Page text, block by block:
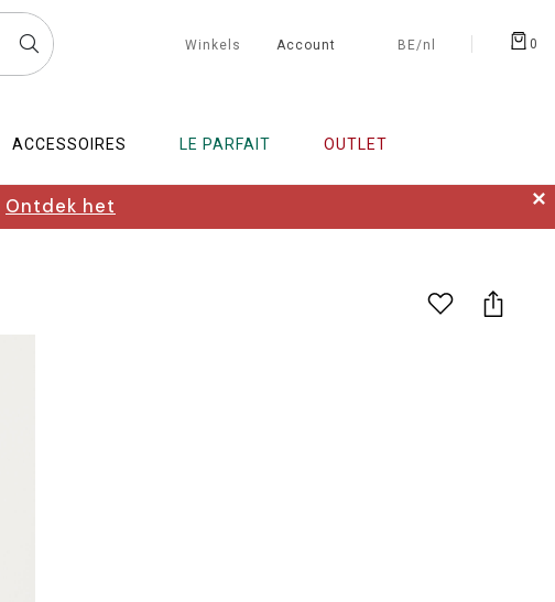
Winkels Account BE/nl 0
ACCESSOIRES LE PARFAIT OUTLET
Ontdek het ✕